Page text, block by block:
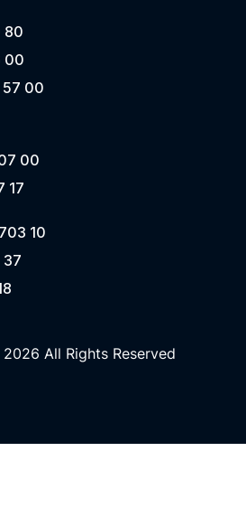
80
00
00
00
17
10
37
All Rights Reserved